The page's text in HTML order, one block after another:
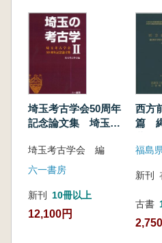
頭位方向の決定要因)/
第4章 墓制と装身具・
縄文時代の装身原理/
第5章 墓制とライフヒス
子供の埋葬に関する諸
老人の埋葬に関する諸
人骨を集積する墓制/頭
加える墓制/
妊産婦に対する特殊な
第7章 縄文階層化社会
「子供への投資」に関
埼玉考古学会50周年
記念論文集 埼玉の
埼玉考古学会 編
六一書房
新刊 10冊以上
12,100円
西方
篇
落
新刊
古書